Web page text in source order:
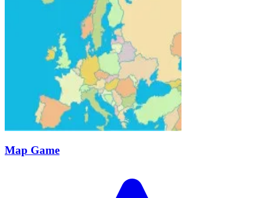
Map Game